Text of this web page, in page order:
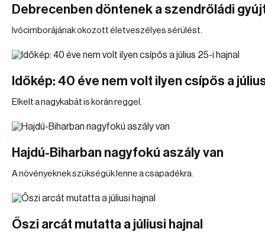
Debrecenben döntenek a szendrőládi
Ivócimborájának okozott életveszélyes sérülést.
Időkép: 40 éve nem volt ilyen csípős a
Elkelt a nagykabát is korán reggel.
Hajdú-Biharban nagyfokú aszály van
A növényeknek szükségük lenne a csapadékra.
Őszi arcát mutatta a júliusi hajnal